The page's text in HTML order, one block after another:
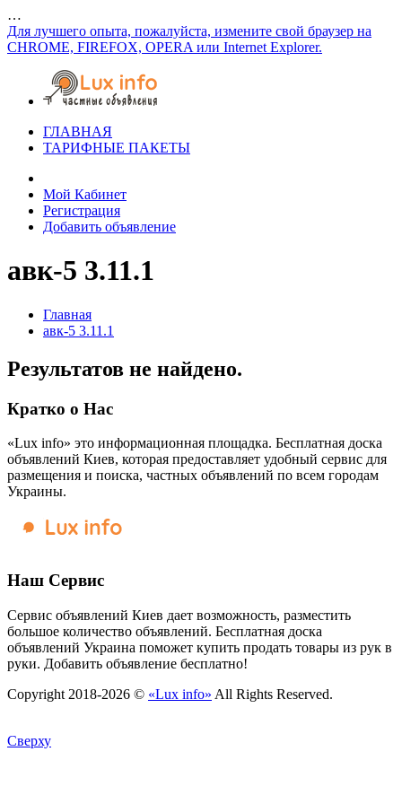
…
Для лучшего опыта, пожалуйста, измените свой браузер на
CHROME, FIREFOX, OPERA или Internet Explorer.
ГЛАВНАЯ
ТАРИФНЫЕ ПАКЕТЫ
Мой Кабинет
Регистрация
Добавить объявление
авк-5 3.11.1
Главная
авк-5 3.11.1
Результатов не найдено.
Кратко о Нас
«Lux info» это информационная площадка. Бесплатная доска
объявлений Киев, которая предоставляет удобный сервис для
размещения и поиска, частных объявлений по всем городам
Украины.
Наш Сервис
Сервис объявлений Киев дает возможность, разместить
большое количество объявлений. Бесплатная доска
объявлений Украина поможет купить продать товары из рук в
руки. Добавить объявление бесплатно!
Copyright 2018-2026 © «Lux info» All Rights Reserved.
Сверху